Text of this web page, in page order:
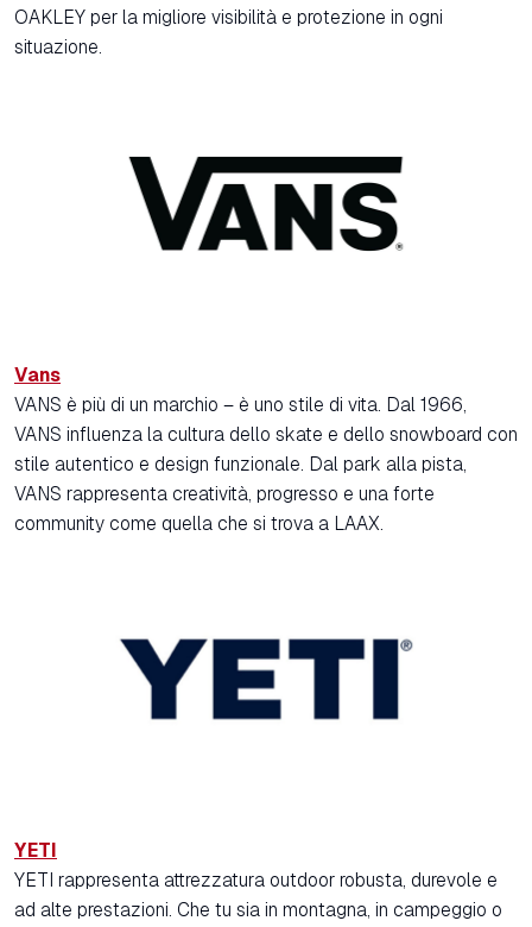
OAKLEY per la migliore visibilità e protezione in ogni
situazione.
Vans
VANS è più di un marchio – è uno stile di vita. Dal 1966,
VANS influenza la cultura dello skate e dello snowboard con
stile autentico e design funzionale. Dal park alla pista,
VANS rappresenta creatività, progresso e una forte
community come quella che si trova a LAAX.
YETI
YETI rappresenta attrezzatura outdoor robusta, durevole e
ad alte prestazioni. Che tu sia in montagna, in campeggio o